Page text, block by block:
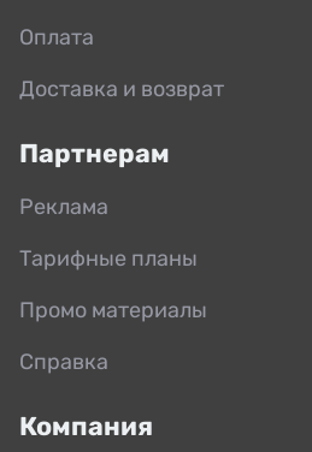
Оплата
Доставка и возврат
Партнерам
Реклама
Тарифные планы
Промо материалы
Справка
Компания